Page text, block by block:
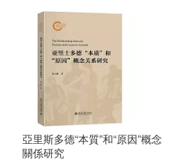
臉譜(2)
複刻文化(2)
亞里斯多德“本質”和“原因”概念
關係研究